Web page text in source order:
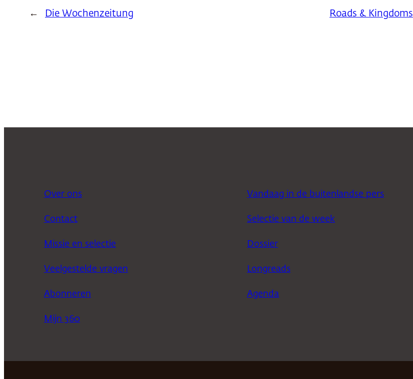
← Die Wochenzeitung Roads & Kingdoms
Over ons
Contact
Missie en selectie
Veelgestelde vragen
Abonneren
Mijn 360
Vandaag in de buitenlandse pers
Selectie van de week
Dossier
Longreads
Agenda